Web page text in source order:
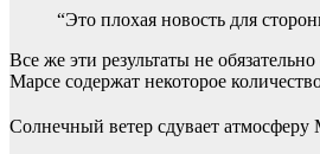
“Это плохая новость для
Все же эти результаты не
Марсе содержат некоторое
Солнечный ветер сдувает атмосферу